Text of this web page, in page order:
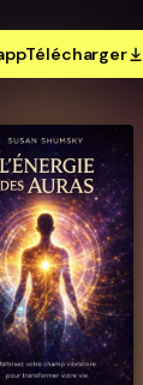
Télécharger